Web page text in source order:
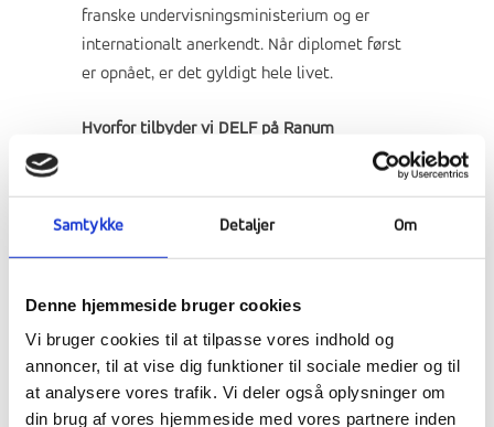
Samtykke Detaljer Om
Denne hjemmeside bruger cookies
Vi bruger cookies til at tilpasse vores indhold og
annoncer, til at vise dig funktioner til sociale medier og til
at analysere vores trafik. Vi deler også oplysninger om
din brug af vores hjemmeside med vores partnere inden
franske undervisningsministerium og er
internationalt anerkendt. Når diplomet først
er opnået, er det gyldigt hele livet.
Hvorfor tilbyder vi DELF på Ranum
Vi finder, at DELF opfylder to behov. For det
samtidig anspores de til videre beherskelse
DELF elever med fransk eller fransktalende
baggrund mulighed for at nærme sig denne
del af deres kulturarv. DELF på niveau B1 er